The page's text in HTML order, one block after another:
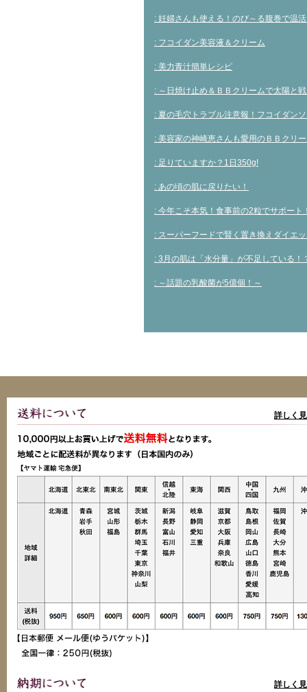
: 妊婦さんも使える！のび～る腹巻で温
: フコイダン美容液＆クリーム
: 美力青汁簡単レシピ
: ～日焼け止め＆ＢＢクリームで太陽と
: 夏の毛穴トラブル注意報！フコイダン
: 美容家の神崎恵さんも愛用のＢＢクリ
: 足りていますか？1日350g!
: あの頃の肌に戻りたい！
: 今年こそ本気！食事前の2粒でサポート
: スーパーフードで賢く置き換えダイエ
: 3月の肌は「水分量」が不足している！
: ～話題の乳酸菌が5億個！～
詳しく
詳しく